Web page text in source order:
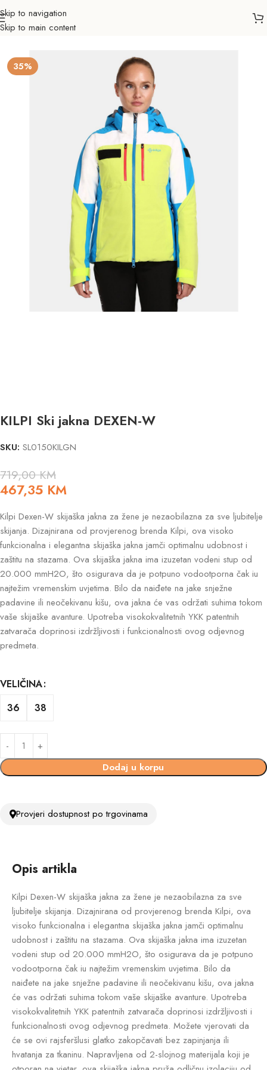
Skip to navigation
Skip to main content
Početna Sve za zimu
35%
KILPI Ski jakna DEXEN-W
SKU: SL0150KILGN
719,00KM
467,35 KM
Kilpi Dexen-W skijaška jakna za žene je nezaobilazna za sve ljubitelje
skijanja. Dizajnirana od provjerenog brenda Kilpi, ova visoko
funkcionalna i elegantna skijaška jakna jamči optimalnu udobnost i
zaštitu na stazama. Ova skijaška jakna ima izuzetan vodeni stup od
20.000 mmH2O, što osigurava da je potpuno vodootporna čak iu
najtežim vremenskim uvjetima. Bilo da naiđete na jake snježne
padavine ili neočekivanu kišu, ova jakna će vas održati suhima tokom
vaše skijaške avanture. Upotreba visokokvalitetnih YKK patentnih
zatvarača doprinosi izdržljivosti i funkcionalnosti ovog odjevnog
predmeta.
VELIČINA
36
38
Dodaj u korpu
Provjeri dostupnost po trgovinama
Opis artikla
Kilpi Dexen-W skijaška jakna za žene je nezaobilazna za sve
ljubitelje skijanja. Dizajnirana od provjerenog brenda Kilpi, ova
visoko funkcionalna i elegantna skijaška jakna jamči optimalnu
udobnost i zaštitu na stazama. Ova skijaška jakna ima izuzetan
vodeni stup od 20.000 mmH2O, što osigurava da je potpuno
vodootporna čak iu najtežim vremenskim uvjetima. Bilo da
naiđete na jake snježne padavine ili neočekivanu kišu, ova jakna
će vas održati suhima tokom vaše skijaške avanture. Upotreba
visokokvalitetnih YKK patentnih zatvarača doprinosi izdržljivosti i
funkcionalnosti ovog odjevnog predmeta. Možete vjerovati da
će se ovi rajsferšlusi glatko zakopčavati bez zapinjanja ili
hvatanja za tkaninu. Napravljena od 2-slojnog materijala koji je